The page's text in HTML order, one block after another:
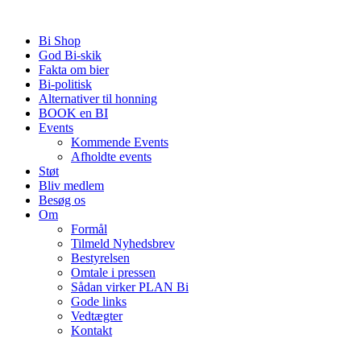
indholdBi Shop
God Bi-skik
Fakta om bier
Bi-politisk
Alternativer til honning
BOOK en BI
Events
Kommende Events
Afholdte events
Støt
Bliv medlem
Besøg os
Om
Formål
Tilmeld Nyhedsbrev
Bestyrelsen
Omtale i pressen
Sådan virker PLAN Bi
Gode links
Vedtægter
Kontakt